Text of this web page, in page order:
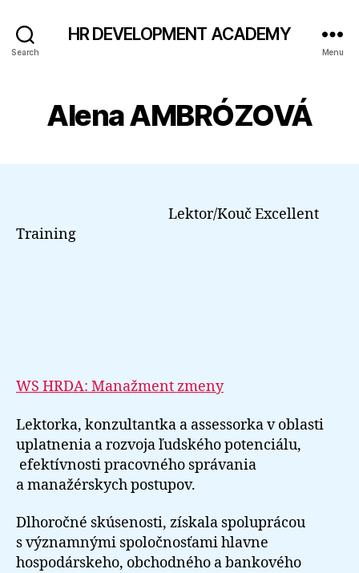
Search
HR DEVELOPMENT ACADEMY
Menu
Alena AMBRÓZOVÁ
Lektor/Kouč Excellent
Training
WS HRDA: Manažment zmeny
Lektorka, konzultantka a assessorka v oblasti
uplatnenia a rozvoja ľudského potenciálu,
efektívnosti pracovného správania
a manažérskych postupov.
Dlhoročné skúsenosti, získala spoluprácou
s významnými spoločnosťami hlavne
hospodárskeho, obchodného a bankového